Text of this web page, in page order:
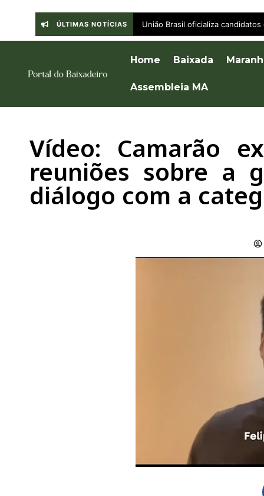
ÚLTIMAS NOTÍCIAS União Brasil oficializa
Home Baixada
Assembleia MA
Vídeo: Camarão
reuniões sobre a
diálogo com a